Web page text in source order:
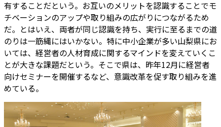
有することだという。お互いのメリットを認識することでモ
チベーションのアップや取り組みの広がりにつながるため
だ。とはいえ、両者が同じ認識を持ち、実行に至るまでの道
のりは一筋縄にはいかない。特に中小企業が多い山梨県にお
いては、経営者の人材育成に関するマインドを変えていくこ
とが大きな課題だという。そこで県は、昨年12月に経営者
向けセミナーを開催するなど、意識改革を促す取り組みを進
めている。